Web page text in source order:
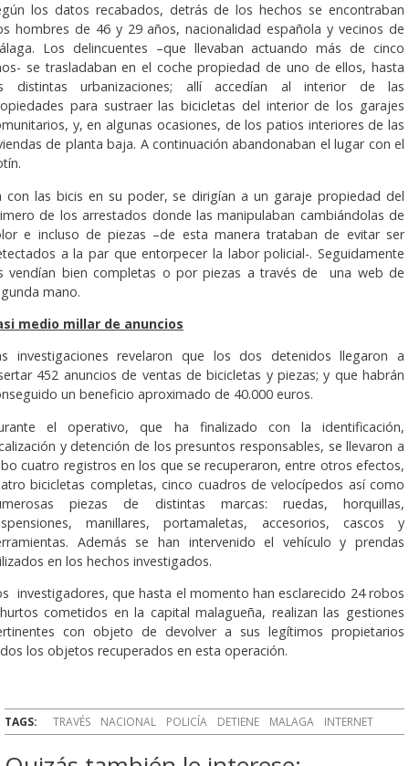
los datos recabados, detrás de los hechos se encontraban
hombres de 46 y 29 años, nacionalidad española y vecinos de
Los delincuentes –que llevaban actuando más de cinco
se trasladaban en el coche propiedad de uno de ellos, hasta
distintas urbanizaciones; allí accedían al interior de las
para sustraer las bicicletas del interior de los garajes
y, en algunas ocasiones, de los patios interiores de las
de planta baja. A continuación abandonaban el lugar con el
con las bicis en su poder, se dirigían a un garaje propiedad del
de los arrestados donde las manipulaban cambiándolas de
e incluso de piezas –de esta manera trataban de evitar ser
a la par que entorpecer la labor policial-. Seguidamente
vendían bien completas o por piezas a través de una web de
mano.
medio millar de anuncios
investigaciones revelaron que los dos detenidos llegaron a
452 anuncios de ventas de bicicletas y piezas; y que habrán
un beneficio aproximado de 40.000 euros.
el operativo, que ha finalizado con la identificación,
y detención de los presuntos responsables, se llevaron a
cuatro registros en los que se recuperaron, entre otros efectos,
bicicletas completas, cinco cuadros de velocípedos así como
piezas de distintas marcas: ruedas, horquillas,
manillares, portamaletas, accesorios, cascos y
Además se han intervenido el vehículo y prendas
en los hechos investigados.
investigadores, que hasta el momento han esclarecido 24 robos
cometidos en la capital malagueña, realizan las gestiones
con objeto de devolver a sus legítimos propietarios
los objetos recuperados en esta operación.
TAGS: TRAVÉS NACIONAL POLICÍA DETIENE MALAGA INTERNET